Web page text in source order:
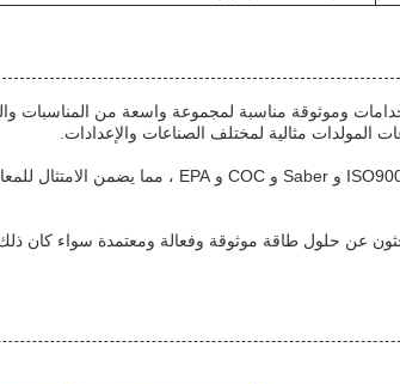
وموثوقة مناسبة لمجموعة واسعة من المناسبات
المولدات مثالية لمختلف الصناعات والإعدادات.
عن حلول طاقة موثوقة وفعالة ومعتمدة سواء كان ذلك